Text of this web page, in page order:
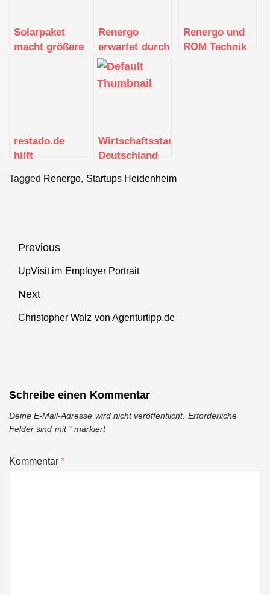
Solarpaket
macht größere
Photovoltaikanlagen
Renergo
erwartet durch
Crowdinvesting
zusätzliche
Finanzmittel
Renergo und
ROM Technik
restado.de
hilft
in der Corona-
zu sichern
Wirtschaftsstandort
Deutschland
Digitalisierung
Tagged Renergo, Startups Heidenheim
Beitragsnavigation
Previous
Previous
UpVisit im Employer Portrait
Next
Next
Christopher Walz von Agenturtipp.de
Schreibe einen Kommentar
Deine E-Mail-Adresse wird nicht veröffentlicht. Erforderliche
Felder sind mit *markiert
Kommentar*